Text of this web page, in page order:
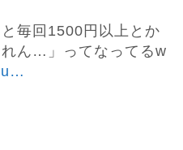
毎回1500円以上とか
…